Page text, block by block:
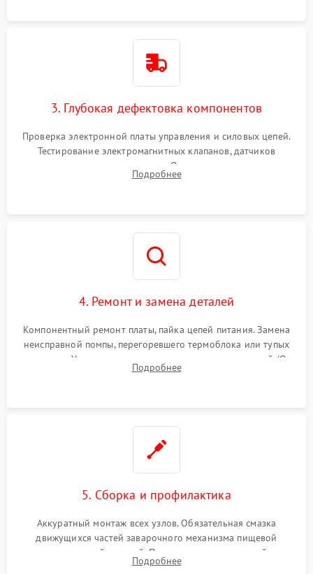
3. Глубокая дефектовка компонентов
Проверка электронной платы управления и силовых цепей.
Тестирование электромагнитных клапанов, датчиков
температуры и расходомера. Оценка степени износа
жерновов кофемолки, уплотнительных колец гидросистемы
Подробнее
4. Ремонт и замена деталей
Компонентный ремонт платы, пайка цепей питания. Замена
неисправной помпы, перегоревшего термоблока или тупых
жерновов. Установка новых силиконовых уплотнителей (O-
ring) и тефлоновых трубок для надежного устранения
Подробнее
5. Сборка и профилактика
Аккуратный монтаж всех узлов. Обязательная смазка
движущихся частей заварочного механизма пищевой
силиконовой смазкой. Проведение программной
декальцинации и очистки системы от кофейных масел.
Подробнее